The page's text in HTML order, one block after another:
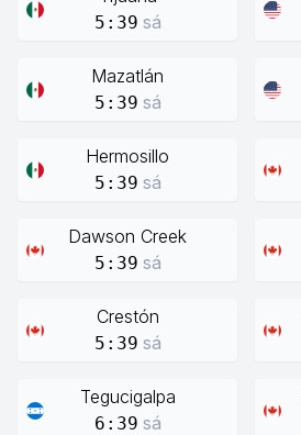
5:39 sá
Mazatlán
5:39 sá
Hermosillo
5:39 sá
Dawson Creek
5:39 sá
Crestón
5:39 sá
Tegucigalpa
6:39 sá